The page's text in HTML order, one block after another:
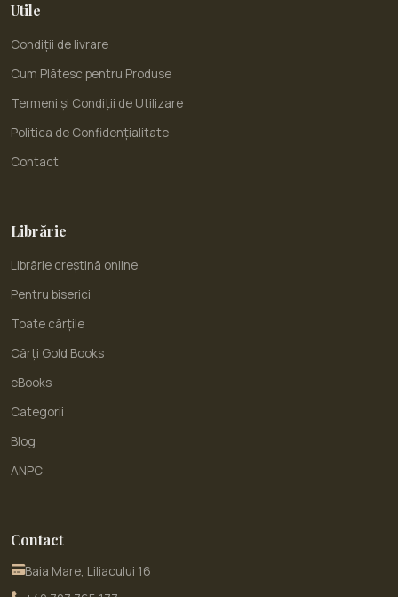
Utile
Condiții de livrare
Cum Plătesc pentru Produse
Termeni și Condiții de Utilizare
Politica de Confidențialitate
Contact
Librărie
Librărie creștină online
Pentru biserici
Toate cărțile
Cărți Gold Books
eBooks
Categorii
Blog
ANPC
Contact
Baia Mare, Liliacului 16